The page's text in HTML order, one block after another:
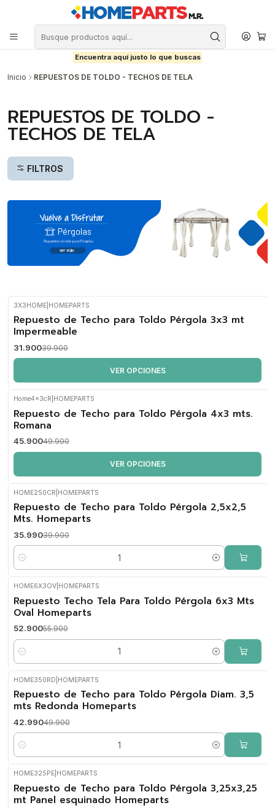
Encuentra aquí justo lo que buscas
Inicio REPUESTOS DE TOLDO - TECHOS DE TELA
REPUESTOS DE TOLDO -
TECHOS DE TELA
FILTROS
OFF
3X3HOME| HOMEPARTS
Repuesto de Techo para Toldo Pérgola 3x3 mt
Impermeable
31.90039.900
VER OPCIONES
OFF
Home4x3cR HOMEPARTS
Repuesto de Techo para Toldo Pérgola 4x3 mts.
Romana
45.90049.900
VER OPCIONES
OFF
HOME250CR HOMEPARTS
Repuesto de Techo para Toldo Pérgola 2,5x2,5
Mts. Homeparts
35.99039.900
Cantidad
OFF
HOME6X3OV| HOMEPARTS
Repuesto Techo Tela Para Toldo Pérgola 6x3 Mts
Oval Homeparts
52.90055.900
Cantidad
OFF
HOME350RD HOMEPARTS
Repuesto de Techo para Toldo Pérgola Diam. 3,5
mts Redonda Homeparts
42.99049.900
Cantidad
OFF
HOME325PE| HOMEPARTS
Repuesto de Techo para Toldo Pérgola 3,25x3,25
mt Panel esquinado Homeparts